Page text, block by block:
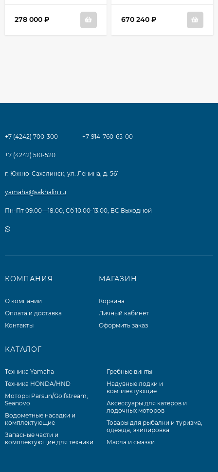
278 000 ₽ 670 240 ₽
+7 (4242) 700-300 +7-914-760-65-00
+7 (4242) 510-520
г. Южно-Сахалинск, ул. Ленина, д. 561
yamaha@sakhalin.ru
Пн-Пт 09:00—18:00, Сб 10:00-13:00, ВС Выходной
КОМПАНИЯ
О компании
Оплата и доставка
Контакты
МАГАЗИН
Корзина
Личный кабинет
Оформить заказ
КАТАЛОГ
Техника Yamaha
Техника HONDA/HND
Моторы Parsun/Golfstream,
Seanovo
Водометные насадки и
комплектующие
Запасные части и
комплектующие для техники
Гребные винты
Надувные лодки и
комплектующие
Аксессуары для катеров и
лодочных моторов
Товары для рыбалки и туризма,
одежда, экипировка
Масла и смазки